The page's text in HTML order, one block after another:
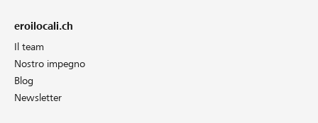
eroilocali.ch
Il team
Nostro impegno
Blog
Newsletter